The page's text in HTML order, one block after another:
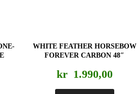
WHITE FEATHER HORSEBOW
FOREVER CARBON 48″
kr 1.990,00